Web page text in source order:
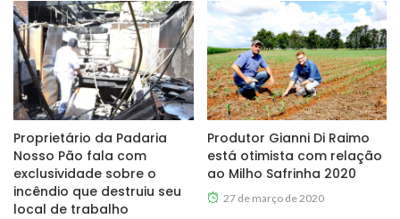
Proprietário da Padaria
Nosso Pão fala com
exclusividade sobre o
incêndio que destruiu seu
local de trabalho
Produtor Gianni Di Raimo
está otimista com relação
ao Milho Safrinha 2020
27 de março de 2020